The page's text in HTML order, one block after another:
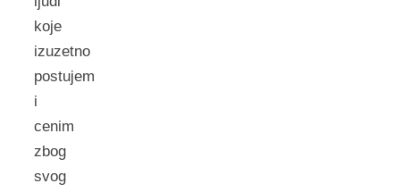
koje
izuzetno
postujem
i
cenim
zbog
svog